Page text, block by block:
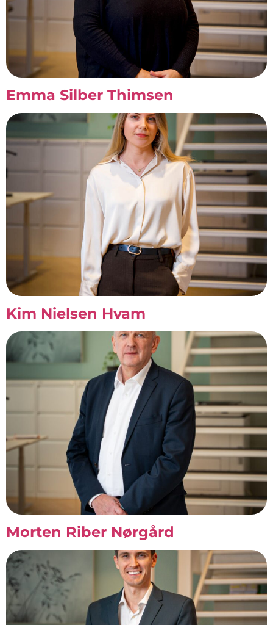
Emma Silber Thimsen
Kim Nielsen Hvam
Morten Riber Nørgård